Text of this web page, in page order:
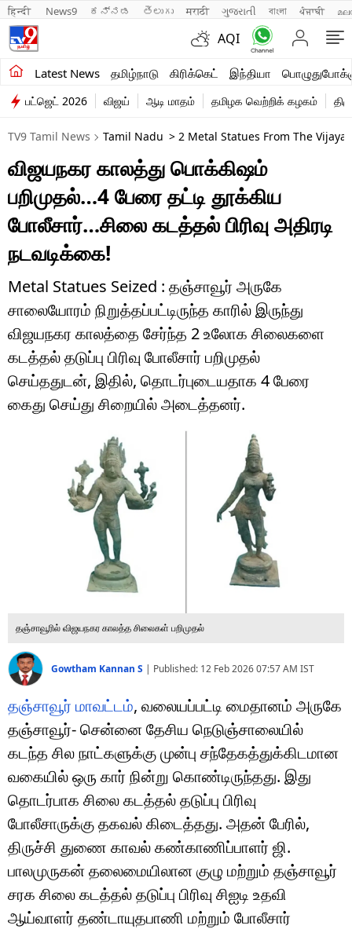
हिन्दी News9 ಕನ್ನಡ తెలుగు मराठी ગુજરાતી বাংলা ਪੰਜਾਬੀ
AQI
Latest News தமிழ்நாடு கிரிக்கெட் இந்தியா
சமீபத்திய செய்திகள்
தமிழ்நாடு
இந்தியா
உலகம்
விளையாட்டு
பொழுதுபோக்கு
லைஃப்ஸ்டைல்
வணிகம்
டெக்னாலஜி
ஆன்மீகம்
ஷார்ட் வீடியோஸ்
வலை கதைகள்
போட்டோ கேலரி
பட்ஜெட் 2026 விஜய் ஆடி மாதம் தமிழக வெற்றிக் கழகம்
TV9 Tamil News Tamil Nadu > 2 Metal Statues From The
விஜயநகர காலத்து பொக்கிஷம்
பறிமுதல்…4 பேரை தட்டி தூக்கிய
போலீசார்…சிலை கடத்தல் பிரிவு அதிரடி
நடவடிக்கை!
Metal Statues Seized : தஞ்சாவூர் அருகே
சாலையோரம் நிறுத்தப்பட்டிருந்த காரில் இருந்து
விஜயநகர காலத்தை சேர்ந்த 2 உலோக சிலைகளை
கடத்தல் தடுப்பு பிரிவு போலீசார் பறிமுதல்
செய்ததுடன், இதில், தொடர்புடையதாக 4 பேரை
கைது செய்து சிறையில் அடைத்தனர்.
தஞ்சாவூரில் விஜயநகர காலத்த சிலைகள் பறிமுதல்
Gowtham Kannan S | Published: 12 Feb 2026 07:57 AM IST
தஞ்சாவூர் மாவட்டம், வலையப்பட்டி மைதானம் அருகே
தஞ்சாவூர்- சென்னை தேசிய நெடுஞ்சாலையில்
கடந்த சில நாட்களுக்கு முன்பு சந்தேகத்துக்கிடமான
வகையில் ஒரு கார் நின்று கொண்டிருந்தது. இது
தொடர்பாக சிலை கடத்தல் தடுப்பு பிரிவு
போலீசாருக்கு தகவல் கிடைத்தது. அதன் பேரில்,
திருச்சி துணை காவல் கண்காணிப்பாளர் ஜி.
பாலமுருகன் தலைமையிலான குழு மற்றும் தஞ்சாவூர்
சரக சிலை கடத்தல் தடுப்பு பிரிவு சிஐடி உதவி
ஆய்வாளர் தண்டாயுதபாணி மற்றும் போலீசார்